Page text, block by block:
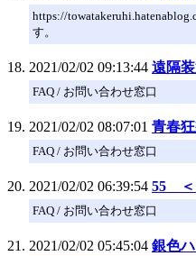
https://
す。
2021/02/02 09:13:44 遠隔
FAQ / お問い合わせ窓口
2021/02/02 08:07:01 青春
FAQ / お問い合わせ窓口
2021/02/02 06:39:54 55 ＜
FAQ / お問い合わせ窓口
2021/02/02 05:45:04 銀色